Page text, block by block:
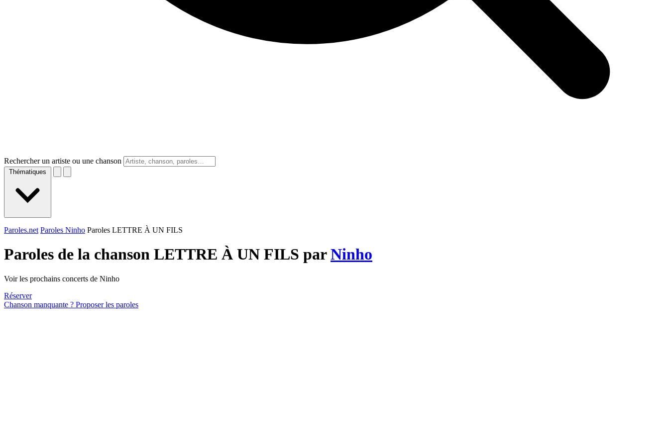
Rechercher un artiste ou une chanson
Thématiques
Paroles.net Paroles Ninho Paroles LETTRE À UN FILS
Paroles de la chanson LETTRE À UN FILS parNinho
Voir les prochains concerts de Ninho
Réserver
Chanson manquante ? Proposer les paroles